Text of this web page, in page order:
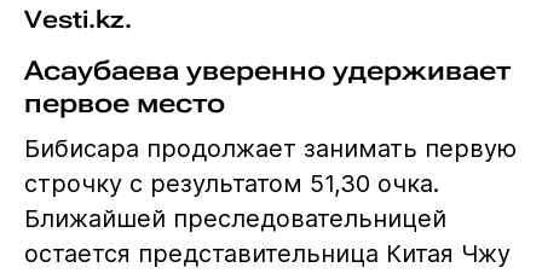
Vesti.kz.
Асаубаева уверенно удерживает
первое место
Бибисара продолжает занимать первую
строчку с результатом 51,30 очка.
Ближайшей преследовательницей
остается представительница Китая Чжу